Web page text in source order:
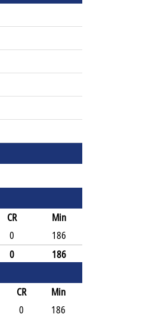
CR
Min
0
186
0 186
CR
Min
0
186